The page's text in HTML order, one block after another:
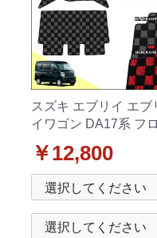
スズキ エブリイ エブ
イワゴン DA17系 フ
ック柄シリーズ 社外新
品
￥12,800